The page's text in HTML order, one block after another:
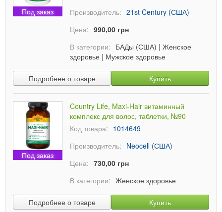
Под заказ
Производитель: 21st Century (США)
Цена: 990,00 грн
В категории: БАДы (США) | Женское
здоровье | Мужское здоровье
Подробнее о товаре Купить
Под заказ
Country Life, Maxi-Hair витаминный
комплекс для волос, таблетки, №90
Код товара: 1014649
Производитель: Neocell (США)
Цена: 730,00 грн
В категории: Женское здоровье
Подробнее о товаре Купить